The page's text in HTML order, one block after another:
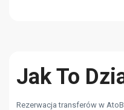
Jak To
Rezerwacja transferów w